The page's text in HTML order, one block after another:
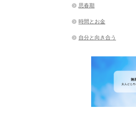
思春期
時間とお金
自分と向き合う